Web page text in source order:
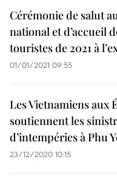
Cérémonie de salut
national et d’accueil
touristes de 2021 à
01/01/2021 09:55
Les Vietnamiens aux
soutiennent les
d’intempéries à Phu
23/12/2020 10:15